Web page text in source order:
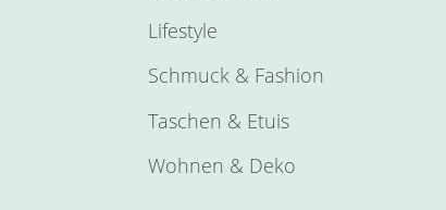
Lifestyle
Schmuck & Fashion
Taschen & Etuis
Wohnen & Deko